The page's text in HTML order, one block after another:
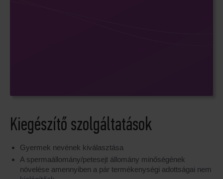
Kiegészítő szolgáltatások
Gyermek nevének kiválasztása
A spermaállomány/petesejt állomány minőségének
növelése amennyiben a pár termékenységi adottságai nem